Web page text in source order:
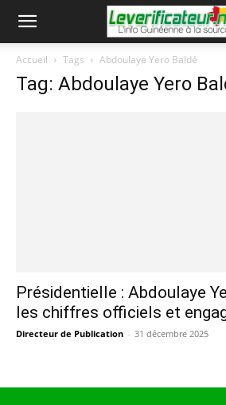
Accueil Tags Abdoulaye Yero Baldé
Tag: Abdoulaye Yero
Présidentielle : Abdoulaye
les chiffres officiels et
Directeur de Publication - 31 décembre 2025